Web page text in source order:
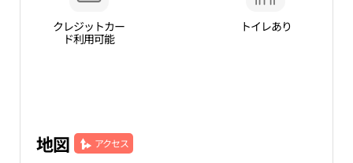
クレジットカー
ド利用可能
トイレあり
地図 アクセス